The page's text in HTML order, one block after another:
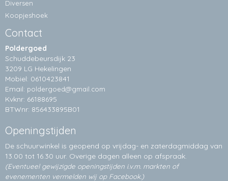
Diversen
Koopjeshoek
Contact
Poldergoed
Schuddebeursdijk 23
3209 LG Hekelingen
Mobiel: 0610423841
Email: poldergoed@gmail.com
Kvknr: 66188695
BTWnr: 856433895B01
Openingstijden
De schuurwinkel is geopend op vrijdag- en zaterdagmiddag van
13.00 tot 16.30 uur. Overige dagen alleen op afspraak.
(Eventueel gewijzigde openingstijden i.v.m. markten of
evenementen vermelden wij op Facebook.)